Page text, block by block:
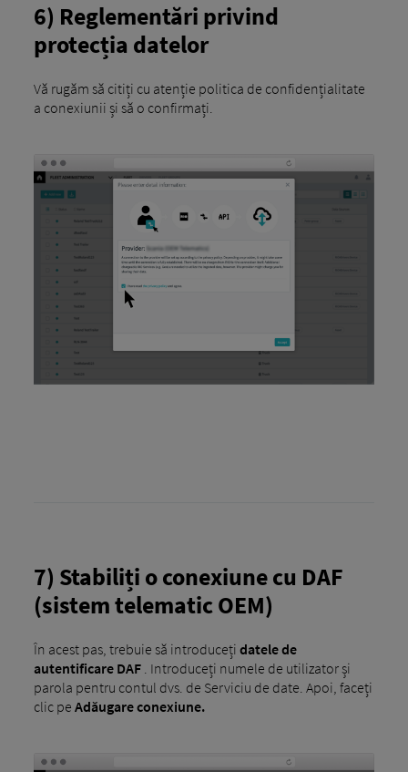
6) Reglementări privind
protecția datelor
Vă rugăm să citiți cu atenție politica de confidențialitate
a conexiunii și să o confirmați.
7) Stabiliți o conexiune cu DAF
(sistem telematic OEM)
În acest pas, trebuie să introduceți datele de
autentificare DAF. Introduceți numele de utilizator și
parola pentru contul dvs. de Serviciu de date. Apoi, faceți
clic pe Adăugare conexiune.